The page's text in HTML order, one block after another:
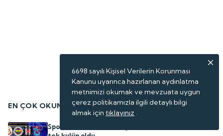
EN ÇOK OKUNANLAR
Spor hisseleri arasında yatırımcısına kazandıran
6698 sayılı Kişisel Verilerin Korunması
Kanunu uyarınca hazırlanan aydınlatma
metnimizi okumak ve mevzuata uygun
çerez politikamızla ilgili detaylı bilgi
almak için tıklayınız .